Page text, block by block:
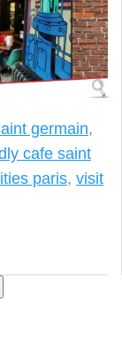
germain,
cafe saint
paris, visit